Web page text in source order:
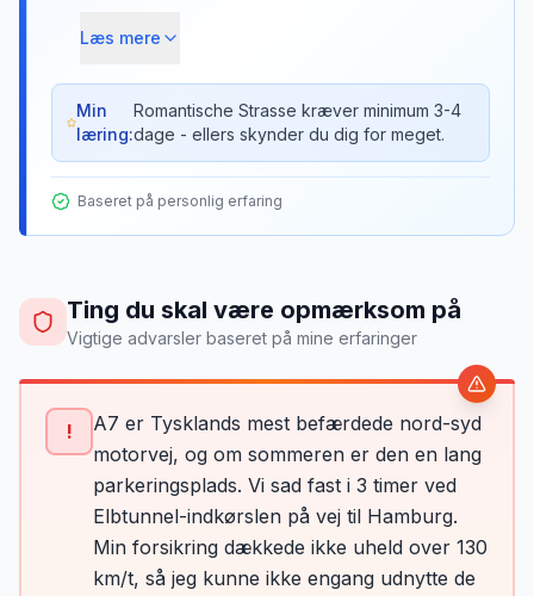
overnatninger i Rothenburg ob der Tauber
og Dinkelsbühl. Hver landsby var som at
træde ind i et eventyr.
Læs mere
Min
læring:
Romantische Strasse kræver minimum 3-4
dage - ellers skynder du dig for meget.
Baseret på personlig erfaring
Ting du skal være opmærksom på
Vigtige advarsler baseret på mine erfaringer
!
A7 er Tysklands mest befærdede nord-syd
motorvej, og om sommeren er den en lang
parkeringsplads. Vi sad fast i 3 timer ved
Elbtunnel-indkørslen på vej til Hamburg.
Min forsikring dækkede ikke uheld over 130
km/t, så jeg kunne ikke engang udnytte de